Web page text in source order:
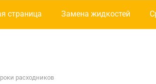
страница Замена жидкостей
расходников